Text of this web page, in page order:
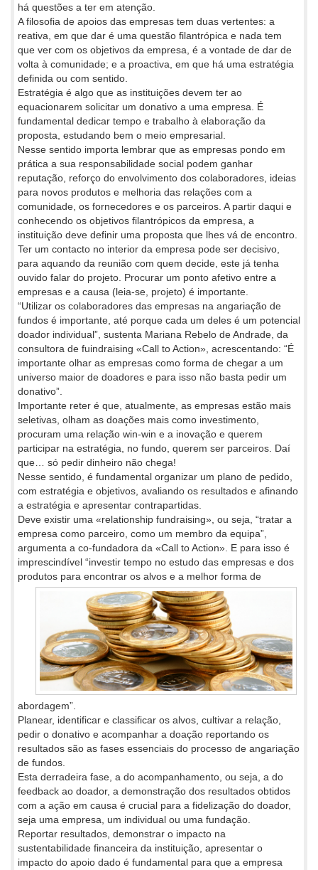
há questões a ter em atenção.
A filosofia de apoios das empresas tem duas vertentes: a
reativa, em que dar é uma questão filantrópica e nada tem
que ver com os objetivos da empresa, é a vontade de dar de
volta à comunidade; e a proactiva, em que há uma estratégia
definida ou com sentido.
Estratégia é algo que as instituições devem ter ao
equacionarem solicitar um donativo a uma empresa. É
fundamental dedicar tempo e trabalho à elaboração da
proposta, estudando bem o meio empresarial.
Nesse sentido importa lembrar que as empresas pondo em
prática a sua responsabilidade social podem ganhar
reputação, reforço do envolvimento dos colaboradores, ideias
para novos produtos e melhoria das relações com a
comunidade, os fornecedores e os parceiros. A partir daqui e
conhecendo os objetivos filantrópicos da empresa, a
instituição deve definir uma proposta que lhes vá de encontro.
Ter um contacto no interior da empresa pode ser decisivo,
para aquando da reunião com quem decide, este já tenha
ouvido falar do projeto. Procurar um ponto afetivo entre a
empresas e a causa (leia-se, projeto) é importante.
“Utilizar os colaboradores das empresas na angariação de
fundos é importante, até porque cada um deles é um potencial
doador individual”, sustenta Mariana Rebelo de Andrade, da
consultora de fuindraising «Call to Action», acrescentando: “É
importante olhar as empresas como forma de chegar a um
universo maior de doadores e para isso não basta pedir um
donativo”.
Importante reter é que, atualmente, as empresas estão mais
seletivas, olham as doações mais como investimento,
procuram uma relação win-win e a inovação e querem
participar na estratégia, no fundo, querem ser parceiros. Daí
que… só pedir dinheiro não chega!
Nesse sentido, é fundamental organizar um plano de pedido,
com estratégia e objetivos, avaliando os resultados e afinando
a estratégia e apresentar contrapartidas.
Deve existir uma «relationship fundraising», ou seja, “tratar a
empresa como parceiro, como um membro da equipa”,
argumenta a co-fundadora da «Call to Action». E para isso é
imprescindível “investir tempo no estudo das empresas e dos
produtos para encontrar os alvos e a melhor forma de
abordagem”.
Planear, identificar e classificar os alvos, cultivar a relação,
pedir o donativo e acompanhar a doação reportando os
resultados são as fases essenciais do processo de angariação
de fundos.
Esta derradeira fase, a do acompanhamento, ou seja, a do
feedback ao doador, a demonstração dos resultados obtidos
com a ação em causa é crucial para a fidelização do doador,
seja uma empresa, um individual ou uma fundação.
Reportar resultados, demonstrar o impacto na
sustentabilidade financeira da instituição, apresentar o
impacto do apoio dado é fundamental para que a empresa